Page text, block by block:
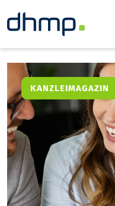
KANZLEIMAGAZIN